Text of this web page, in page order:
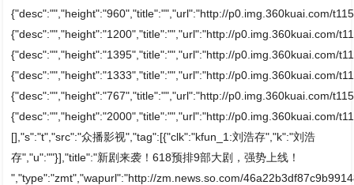
{"desc":"","height":"960","title":"","url":"http://p0.img.360kuai.com/
{"desc":"","height":"1200","title":"","url":"http://p0.img.360kuai.com/
{"desc":"","height":"1395","title":"","url":"http://p0.img.360kuai.com/
{"desc":"","height":"1333","title":"","url":"http://p0.img.360kuai.com/
{"desc":"","height":"767","title":"","url":"http://p0.img.360kuai.com/
{"desc":"","height":"2000","title":"","url":"http://p0.img.360kuai.com/
[],"s":"t","src":"众播影视","tag":[{"clk":"kfun_1:刘浩存","k":"刘浩
存","u":""}],"title":"新剧来袭！618预排9部大剧，强势上线！
","type":"zmt","wapurl":"http://zm.news.so.com/